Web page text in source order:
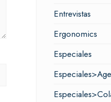
Entrevistas
Ergonomics
Especiales